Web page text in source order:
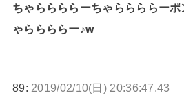
ちゃららららーちゃららららー
ゃららららー♪w
89: 2019/02/10(日) 20:36:47.43